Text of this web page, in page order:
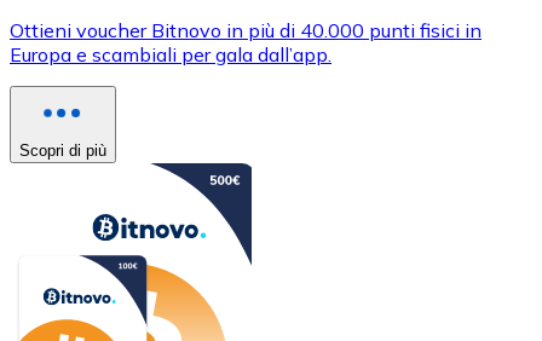
Ottieni voucher Bitnovo in più di 40.000 punti fisici in
Europa e scambiali per gala dall’app.
Scopri di più